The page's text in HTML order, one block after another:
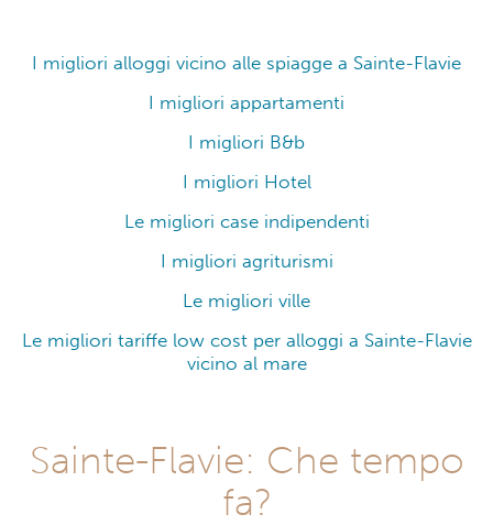
I migliori alloggi vicino alle spiagge a Sainte-Flavie
I migliori appartamenti
I migliori B&b
I migliori Hotel
Le migliori case indipendenti
I migliori agriturismi
Le migliori ville
Le migliori tariffe low cost per alloggi a Sainte-Flavie
vicino al mare
Sainte-Flavie: Che tempo
fa?